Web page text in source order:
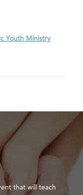
Youth Ministry
that will teach